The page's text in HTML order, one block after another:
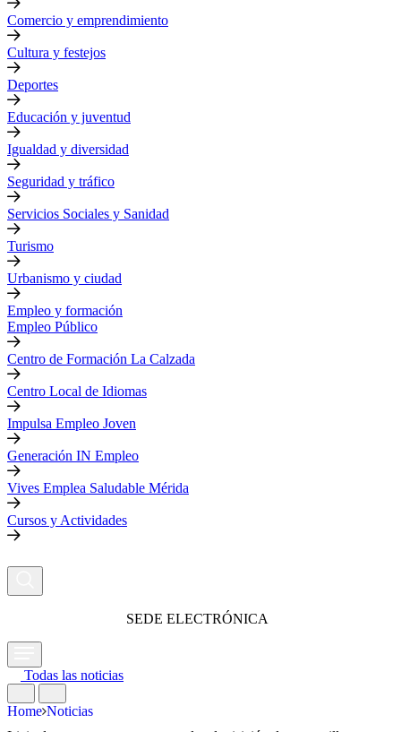
Comercio y emprendimiento
Cultura y festejos
Deportes
Educación y juventud
Igualdad y diversidad
Seguridad y tráfico
Servicios Sociales y Sanidad
Turismo
Urbanismo y ciudad
Empleo y formación
Empleo Público
Centro de Formación La Calzada
Centro Local de Idiomas
Impulsa Empleo Joven
Generación IN Empleo
Vives Emplea Saludable Mérida
Cursos y Actividades
SEDE ELECTRÓNICA
Todas las noticias
Home Noticias